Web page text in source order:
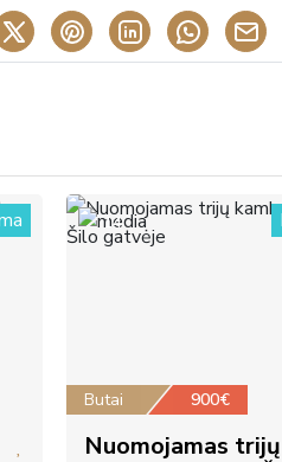
14
Butai 900€
Nuomojamas trijų